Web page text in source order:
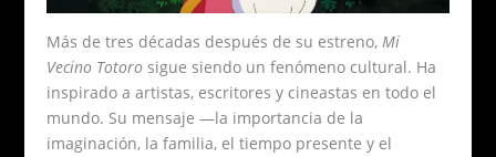
Más de tres décadas después de su estreno,Mi
Vecino Totoro sigue siendo un fenómeno cultural. Ha
inspirado a artistas, escritores y cineastas en todo el
mundo. Su mensaje —la importancia de la
imaginación, la familia, el tiempo presente y el